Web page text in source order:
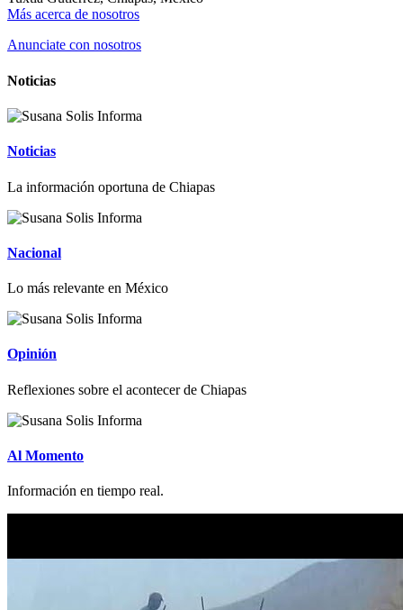
Más acerca de nosotros
Anunciate con nosotros
Noticias
Noticias
La información oportuna de Chiapas
Nacional
Lo más relevante en México
Opinión
Reflexiones sobre el acontecer de Chiapas
Al Momento
Información en tiempo real.